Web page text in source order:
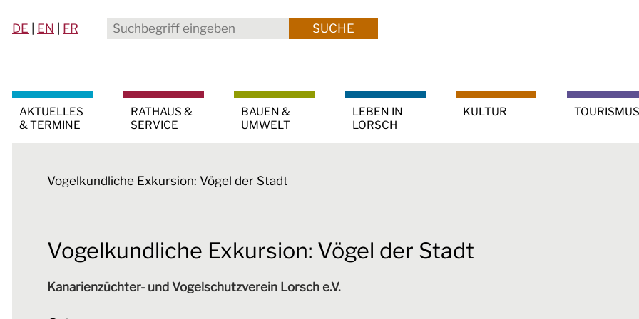
DE EN FR SUCHE
AKTUELLES
& TERMINE
RATHAUS &
SERVICE
BAUEN &
UMWELT
LEBEN IN
LORSCH
KULTUR TOURISMUS
Vogelkundliche Exkursion: Vögel der Stadt
Vogelkundliche Exkursion: Vögel der Stadt
Kanarienzüchter- und Vogelschutzverein Lorsch e.V.